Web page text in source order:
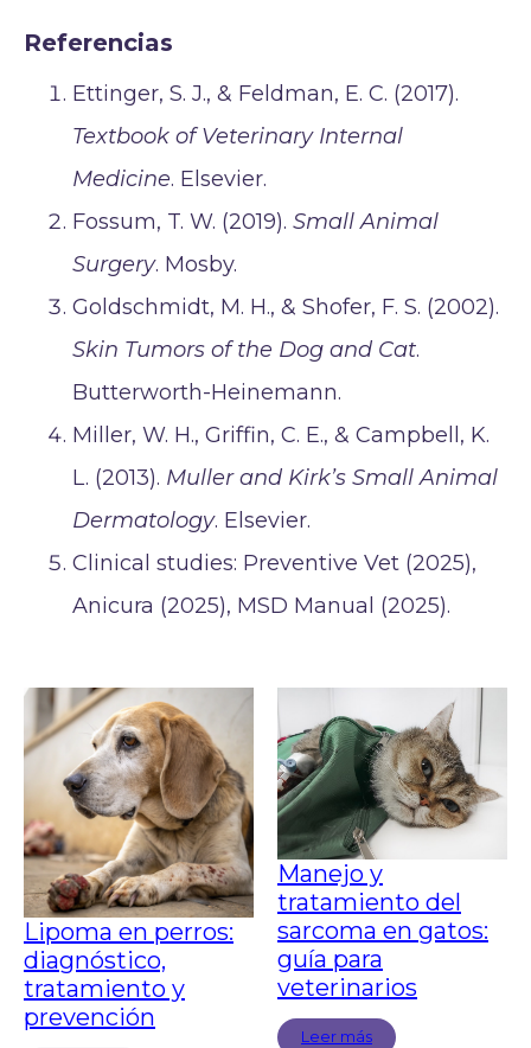
Referencias
Ettinger, S. J., & Feldman, E. C. (2017).
Textbook of Veterinary Internal
Medicine. Elsevier.
Fossum, T. W. (2019).Small Animal
Surgery. Mosby.
Goldschmidt, M. H., & Shofer, F. S. (2002).
Skin Tumors of the Dog and Cat.
Butterworth-Heinemann.
Miller, W. H., Griffin, C. E., & Campbell, K.
L. (2013). Muller and Kirk’s Small Animal
Dermatology. Elsevier.
Clinical studies: Preventive Vet (2025),
Anicura (2025), MSD Manual (2025).
Lipoma en perros:
diagnóstico,
tratamiento y
prevención
Manejo y
tratamiento del
sarcoma en gatos:
guía para
veterinarios
Leer más